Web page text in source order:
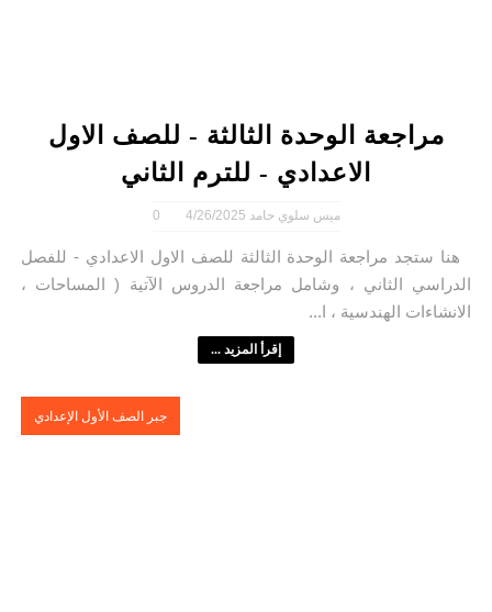
مراجعة الوحدة الثالثة - للصف الاول
الاعدادي - للترم الثاني
ميس سلوي حامد 4/26/2025
0
هنا ستجد مراجعة الوحدة الثالثة للصف الاول الاعدادي - للفصل
الدراسي الثاني ، وشامل مراجعة الدروس الآتية ( المساحات ،
الانشاءات الهندسية ، ا...
إقرأ المزيد ...
جبر الصف الأول الإعدادي